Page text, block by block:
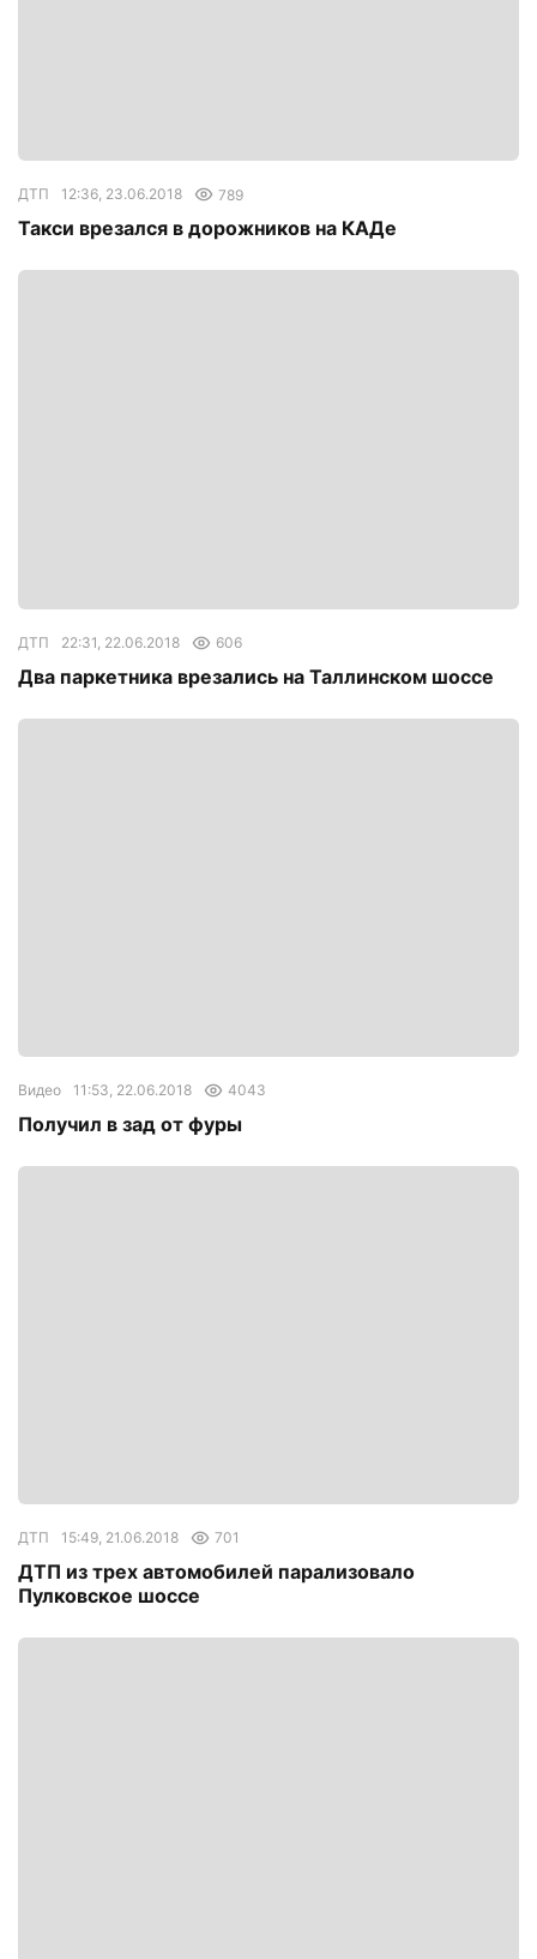
ДТП 12:36, 23.06.2018 789
Такси врезался в дорожников на КАДе
ДТП 22:31, 22.06.2018 606
Два паркетника врезались на Таллинском шоссе
Видео 11:53, 22.06.2018 4043
Получил в зад от фуры
ДТП 15:49, 21.06.2018 701
ДТП из трех автомобилей парализовало
Пулковское шоссе